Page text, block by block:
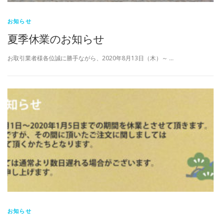
お知らせ
夏季休業のお知らせ
お取引業者様各位誠に勝手ながら、2020年8月13日（木）～ …
お知らせ